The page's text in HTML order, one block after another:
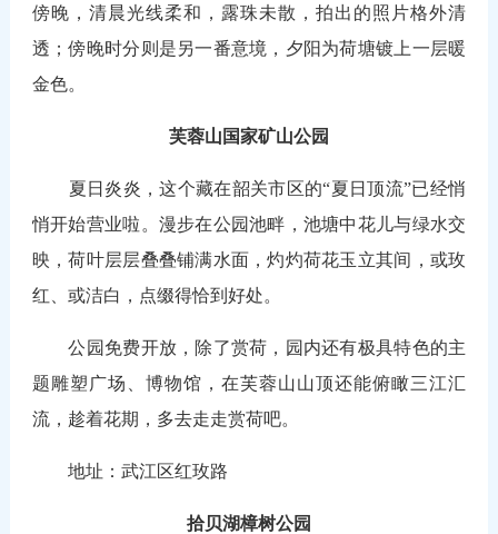
傍晚，清晨光线柔和，露珠未散，拍出的照片格外清
透；傍晚时分则是另一番意境，夕阳为荷塘镀上一层暖
金色。
芙蓉山国家矿山公园
夏日炎炎，这个藏在韶关市区的“夏日顶流”已经悄
悄开始营业啦。漫步在公园池畔，池塘中花儿与绿水交
映，荷叶层层叠叠铺满水面，灼灼荷花玉立其间，或玫
红、或洁白，点缀得恰到好处。
公园免费开放，除了赏荷，园内还有极具特色的主
题雕塑广场、博物馆，在芙蓉山山顶还能俯瞰三江汇
流，趁着花期，多去走走赏荷吧。
地址：武江区红玫路
拾贝湖樟树公园